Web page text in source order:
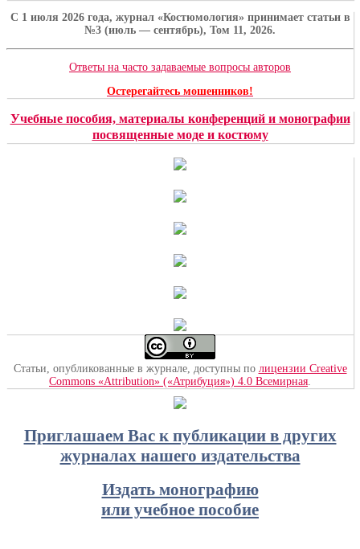
C 1 июля 2026 года, журнал «Костюмология» принимает статьи в
№3 (июль — сентябрь), Том 11, 2026.
Ответы на часто задаваемые вопросы авторов
Остерегайтесь мошенников!
Учебные пособия, материалы конференций и монографии
посвященные моде и костюму
Статьи, опубликованные в журнале, доступны по лицензии Creative
Commons «Attribution» («Атрибуция») 4.0 Всемирная
Приглашаем Вас к публикации в других
журналах нашего издательства
Издать монографию
или учебное пособие